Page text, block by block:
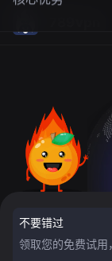
不要错过
领取您的免费试用